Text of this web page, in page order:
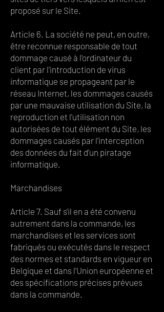
proposé sur le Site.
Article 6. La société ne peut, en outre,
être reconnue responsable de tout
dommage causé à l'ordinateur du
client par l'introduction de virus
informatique se propageant par le
réseau Internet, les dommages causés
par une mauvaise utilisation du Site, la
reproduction et l'utilisation non
autorisées de tout élément du Site, les
dommages causés par l'interception
des données du fait d'un piratage
informatique.
Marchandises
Article 7. Sauf s'il en a été convenu
autrement dans la commande, les
marchandises et les services sont
fabriqués ou exécutés dans le respect
des normes et standards en vigueur en
Belgique et dans l'Union européenne et
des spécifications précises prévues
dans la commande.